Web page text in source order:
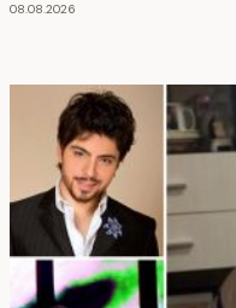
08.08.2026